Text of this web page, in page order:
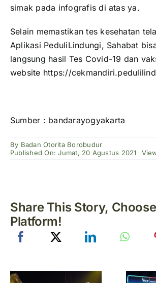
simak pada infografis di atas ya.
Selain memastikan tes kesehatan
Aplikasi PeduliLindungi, Sahabat
langsung hasil Tes Covid-19 dan
website https://
Sumber : bandarayogyakarta
By Badan Otorita Borobudur
Published On: Jumat, 20 Agustus 2021
Share This Story,
Platform!